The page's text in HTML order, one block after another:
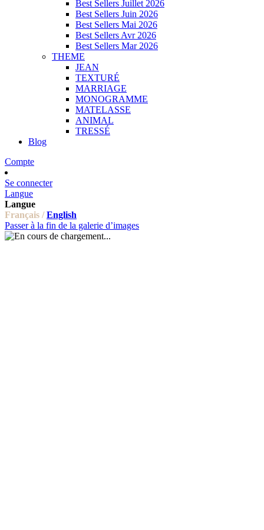
Best Sellers Juillet 2026
Best Sellers Juin 2026
Best Sellers Mai 2026
Best Sellers Avr 2026
Best Sellers Mar 2026
THEME
JEAN
TEXTURÉ
MARRIAGE
MONOGRAMME
MATELASSE
ANIMAL
TRESSÉ
Blog
Compte
Se connecter
Langue
Langue
Français / English
Passer à la fin de la galerie d’images